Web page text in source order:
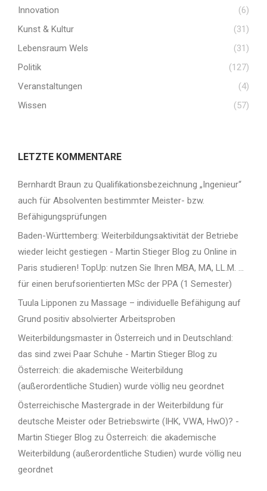
Innovation
(6)
Kunst & Kultur
(31)
Lebensraum Wels
(31)
Politik
(127)
Veranstaltungen
(4)
Wissen
(57)
LETZTE KOMMENTARE
Bernhardt Braun zu Qualifikationsbezeichnung „Ingenieur“
auch für Absolventen bestimmter Meister- bzw.
Befähigungsprüfungen
Baden-Württemberg: Weiterbildungsaktivität der Betriebe
wieder leicht gestiegen - Martin Stieger Blog zu Online in
Paris studieren! TopUp: nutzen Sie Ihren MBA, MA, LL.M. …
für einen berufsorientierten MSc der PPA (1 Semester)
Tuula Lipponen zu Massage – individuelle Befähigung auf
Grund positiv absolvierter Arbeitsproben
Weiterbildungsmaster in Österreich und in Deutschland:
das sind zwei Paar Schuhe - Martin Stieger Blog zu
Österreich: die akademische Weiterbildung
(außerordentliche Studien) wurde völlig neu geordnet
Österreichische Mastergrade in der Weiterbildung für
deutsche Meister oder Betriebswirte (IHK, VWA, HwO)? -
Martin Stieger Blog zu Österreich: die akademische
Weiterbildung (außerordentliche Studien) wurde völlig neu
geordnet